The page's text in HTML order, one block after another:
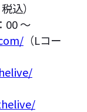
込）
00 ～
（Lコー